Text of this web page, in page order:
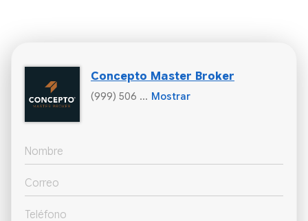
Concepto Master Broker
(999) 506 ... Mostrar